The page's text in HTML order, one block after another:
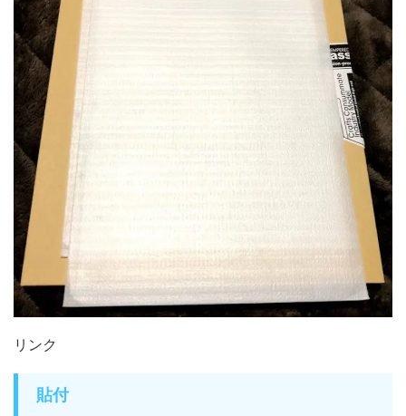
リンク
貼付